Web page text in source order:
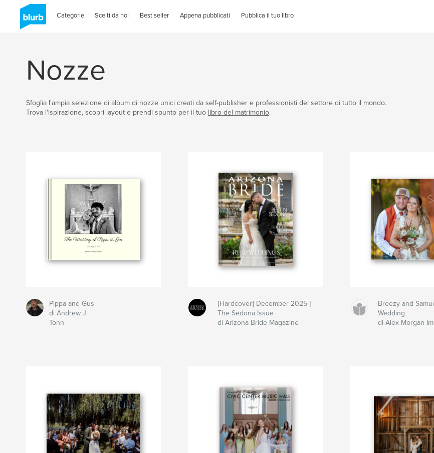
Categorie Scelti da noi Best seller Appena pubblicati Pubblica il tuo libro
Nozze
Sfoglia l'ampia selezione di album di nozze unici creati da self-publisher e professionisti del settore di tutto il mondo.
Trova l'ispirazione, scopri layout e prendi spunto per il tuo libro del matrimonio.
Pippa and Gus
di Andrew J.
Tonn
[Hardcover] December 2025 |
The Sedona Issue
di Arizona Bride Magazine
Breezy and
Wedding
di Alex Morgan